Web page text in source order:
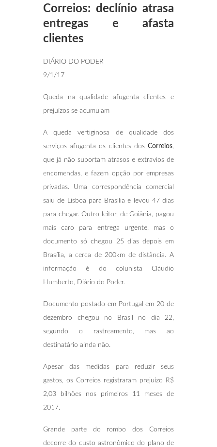
Correios: declínio atrasa
entregas e afasta
clientes
DIÁRIO DO PODER
9/1/17
Queda na qualidade afugenta clientes e
prejuízos se acumulam
A queda vertiginosa de qualidade dos
serviços afugenta os clientes dos Correios
que já não suportam atrasos e extravios de
encomendas, e fazem opção por empresas
privadas. Uma correspondência comercial
saiu de Lisboa para Brasília e levou 47 dias
para chegar. Outro leitor, de Goiânia, pagou
mais caro para entrega urgente, mas o
documento só chegou 25 dias depois em
Brasília, a cerca de 200km de distância. A
informação é do colunista Cláudio
Humberto, Diário do Poder.
Documento postado em Portugal em 20 de
dezembro chegou no Brasil no dia 22,
segundo o rastreamento, mas ao
destinatário ainda não.
Apesar das medidas para reduzir seus
gastos, os Correios registraram prejuízo R$
2,03 bilhões nos primeiros 11 meses de
2017.
Grande parte do rombo dos Correios
decorre do custo astronômico do plano de